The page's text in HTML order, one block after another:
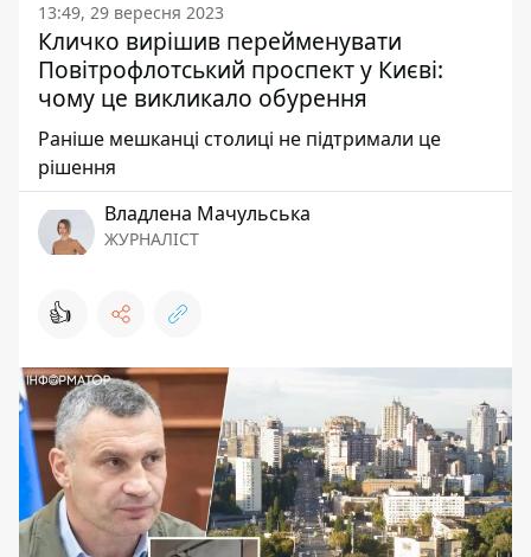
13:49, 29 вересня 2023
Кличко вирішив перейменувати
Повітрофлотський проспект у Києві:
чому це викликало обурення
Раніше мешканці столиці не підтримали це
рішення
Владлена Мачульська
ЖУРНАЛІСТ
👍